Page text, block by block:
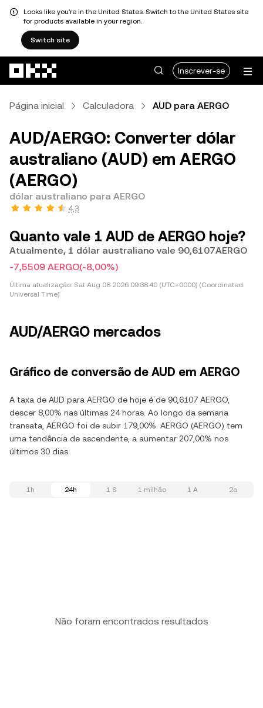
Looks like you're in the United States. Switch to the United States site
for products available in your region.
Switch site
Inscrever-se
Página inicial Calculadora AUD para AERGO
AUD/AERGO: Converter dólar
australiano (AUD) em AERGO
(AERGO)
dólar australiano para AERGO
4,3
Quanto vale 1 AUD de AERGO hoje?
Atualmente, 1 dólar australiano vale 90,6107AERGO
-7,5509 AERGO(-8,00%)
Última atualização: Sat Aug 08 2026 09:38:40 (UTC+0000) (Coordinated
Universal Time)
AUD/AERGO mercados
Gráfico de conversão de AUD em AERGO
A taxa de AUD para AERGO de hoje é de 90,6107 AERGO,
descer 8,00% nas últimas 24 horas. Ao longo da semana
transata, AERGO foi de subir 179,00%. AERGO (AERGO) tem
uma tendência de ascendente, a aumentar 207,00% nos
últimos 30 dias.
1h 24h 1 S 1 milhão 1 A 2a
Não foram encontrados resultados